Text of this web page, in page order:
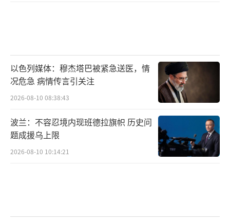
以色列媒体：穆杰塔巴被紧急送医，情
况危急 病情传言引关注
2026-08-10 08:38:43
波兰：不容忍境内现班德拉旗帜 历史问
题成援乌上限
2026-08-10 10:14:21